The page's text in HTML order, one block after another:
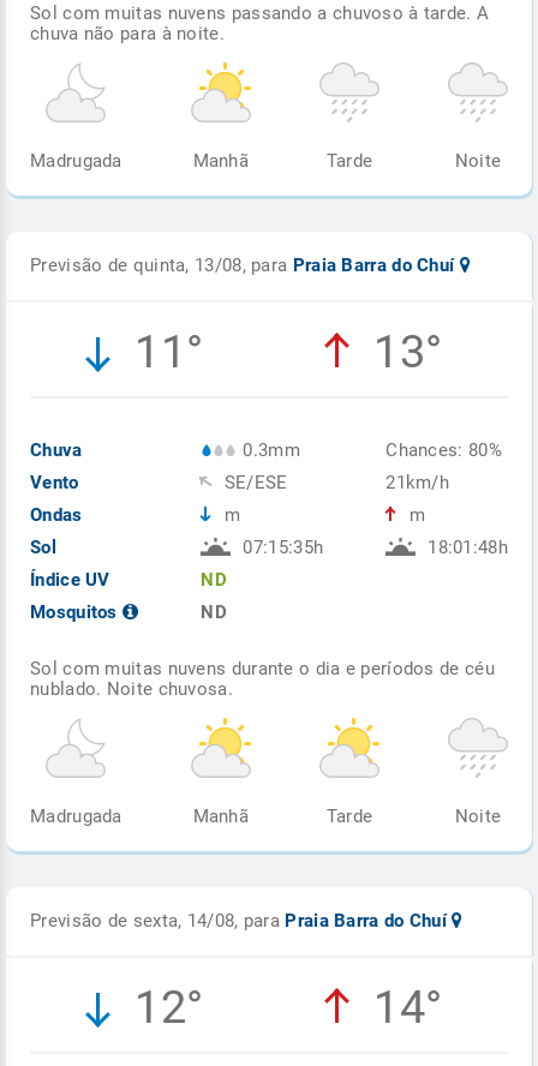
Sol com muitas nuvens passando a chuvoso à tarde. A
chuva não para à noite.
Madrugada Manhã Tarde Noite
Previsão de quinta, 13/08, para Praia Barra do Chuí
11° 13°
Chuva
Vento
Ondas
Sol
Índice UV
Mosquitos
0.3mm
SE/ESE
m
07:15:35h
ND
ND
Chances: 80%
21km/h
m
18:01:48h
Sol com muitas nuvens durante o dia e períodos de céu
nublado. Noite chuvosa.
Madrugada Manhã Tarde Noite
Previsão de sexta, 14/08, para Praia Barra do Chuí
12° 14°